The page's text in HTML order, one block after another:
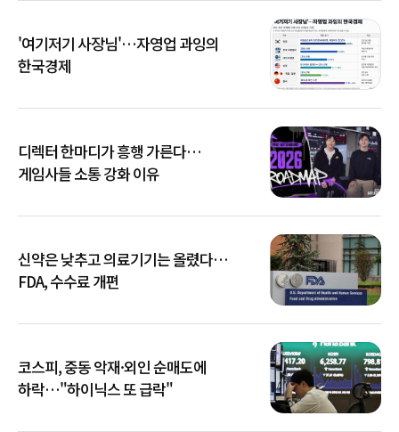
'여기저기 사장님'…자영업 과잉의
한국경제
디렉터 한마디가 흥행 가른다…
게임사들 소통 강화 이유
신약은 낮추고 의료기기는 올렸다…
FDA, 수수료 개편
코스피, 중동 악재·외인 순매도에
하락…"하이닉스 또 급락"